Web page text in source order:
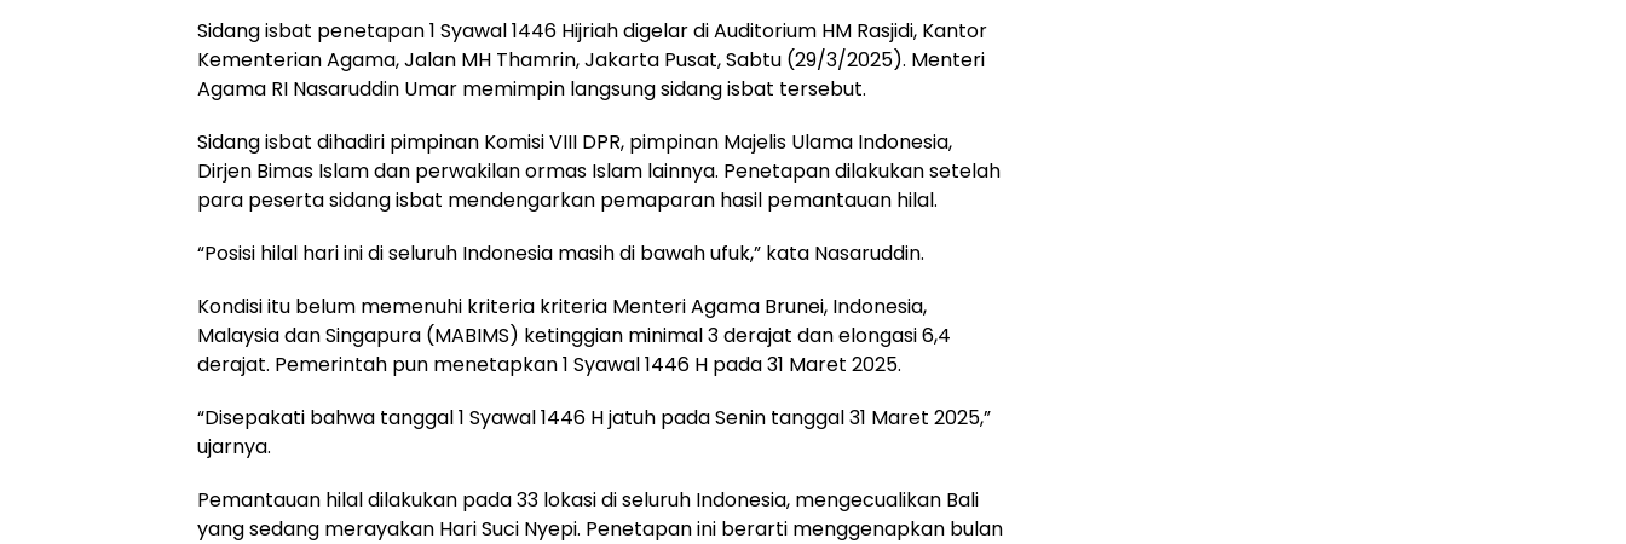
Sidang isbat penetapan 1 Syawal 1446 Hijriah digelar di Auditorium HM Rasjidi, Kantor
Kementerian Agama, Jalan MH Thamrin, Jakarta Pusat, Sabtu (29/3/2025). Menteri
Agama RI Nasaruddin Umar memimpin langsung sidang isbat tersebut.
Sidang isbat dihadiri pimpinan Komisi VIII DPR, pimpinan Majelis Ulama Indonesia,
Dirjen Bimas Islam dan perwakilan ormas Islam lainnya. Penetapan dilakukan setelah
para peserta sidang isbat mendengarkan pemaparan hasil pemantauan hilal.
“Posisi hilal hari ini di seluruh Indonesia masih di bawah ufuk,” kata Nasaruddin.
Kondisi itu belum memenuhi kriteria kriteria Menteri Agama Brunei, Indonesia,
Malaysia dan Singapura (MABIMS) ketinggian minimal 3 derajat dan elongasi 6,4
derajat. Pemerintah pun menetapkan 1 Syawal 1446 H pada 31 Maret 2025.
“Disepakati bahwa tanggal 1 Syawal 1446 H jatuh pada Senin tanggal 31 Maret 2025,”
ujarnya.
Pemantauan hilal dilakukan pada 33 lokasi di seluruh Indonesia, mengecualikan Bali
yang sedang merayakan Hari Suci Nyepi. Penetapan ini berarti menggenapkan bulan